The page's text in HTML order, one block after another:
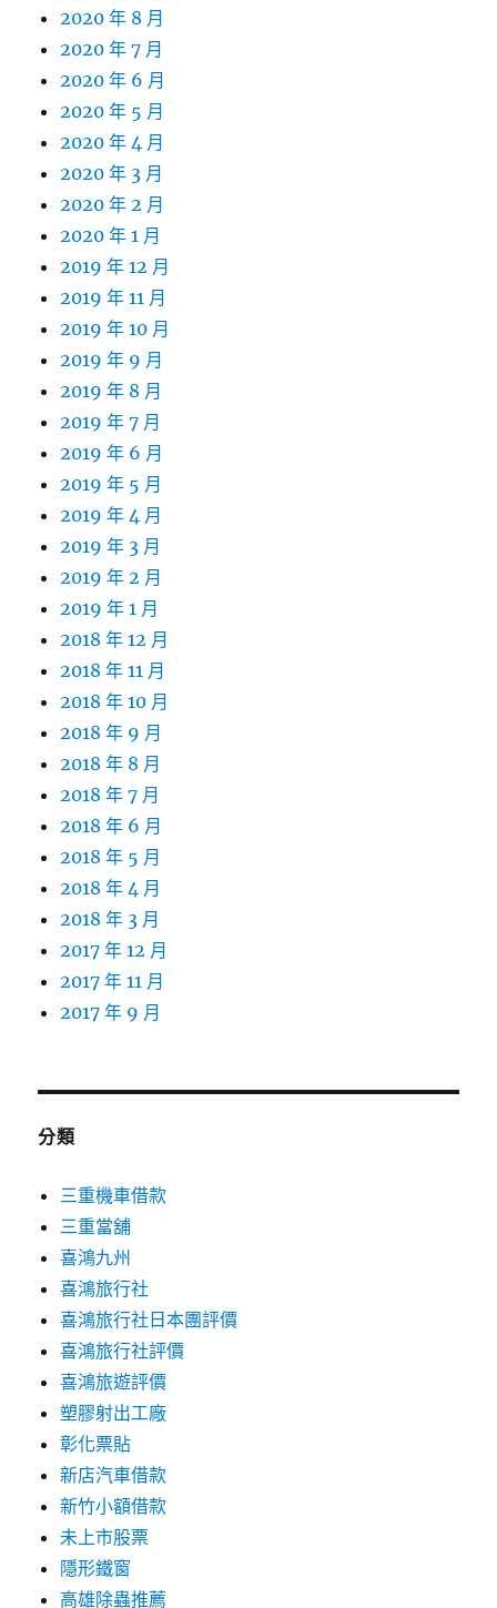
2020 年 8 月
2020 年 7 月
2020 年 6 月
2020 年 5 月
2020 年 4 月
2020 年 3 月
2020 年 2 月
2020 年 1 月
2019 年 12 月
2019 年 11 月
2019 年 10 月
2019 年 9 月
2019 年 8 月
2019 年 7 月
2019 年 6 月
2019 年 5 月
2019 年 4 月
2019 年 3 月
2019 年 2 月
2019 年 1 月
2018 年 12 月
2018 年 11 月
2018 年 10 月
2018 年 9 月
2018 年 8 月
2018 年 7 月
2018 年 6 月
2018 年 5 月
2018 年 4 月
2018 年 3 月
2017 年 12 月
2017 年 11 月
2017 年 9 月
分類
三重機車借款
三重當舖
喜鴻九州
喜鴻旅行社
喜鴻旅行社日本團評價
喜鴻旅行社評價
喜鴻旅遊評價
塑膠射出工廠
彰化票貼
新店汽車借款
新竹小額借款
未上市股票
隱形鐵窗
高雄除蟲推薦